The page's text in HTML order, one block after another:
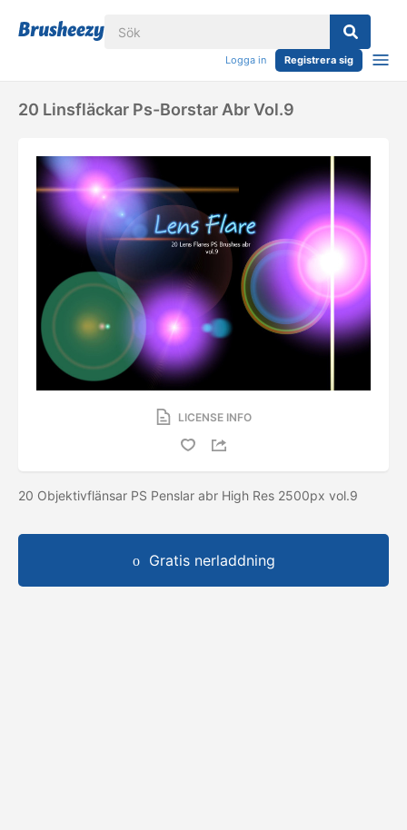
Logga in Registrera sig
20 Linsfläckar Ps-Borstar Abr Vol.9
LICENSE INFO
20 Objektivflänsar PS Penslar abr High Res 2500px vol.9
Gratis nerladdning